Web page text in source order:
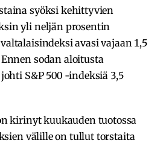
syöksi kehittyvien
yli neljän prosentin
avasi vajaan 1,5
sodan aloitusta
S&P 500 -indeksiä 3,5
kirinyt kuukauden tuotossa
välille on tullut torstaita